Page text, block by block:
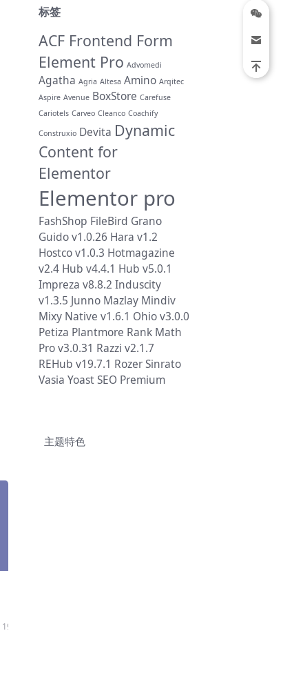
19.9
标签
ACF Frontend Form
Element Pro Advomedi
Agatha Agria Altesa Amino Arqitec
Aspire Avenue BoxStore Carefuse
Cariotels Carveo Cleanco Coachify
Construxio Devita Dynamic
Content for
Elementor
Elementor pro
FashShop FileBird Grano
Guido v1.0.26 Hara v1.2
Hostco v1.0.3 Hotmagazine
v2.4 Hub v4.4.1 Hub v5.0.1
Impreza v8.8.2 Induscity
v1.3.5 Junno Mazlay Mindiv
Mixy Native v1.6.1 Ohio v3.0.0
Petiza Plantmore Rank Math
Pro v3.0.31 Razzi v2.1.7
REHub v19.7.1 RozerSinrato
Vasia Yoast SEO Premium
主题特色